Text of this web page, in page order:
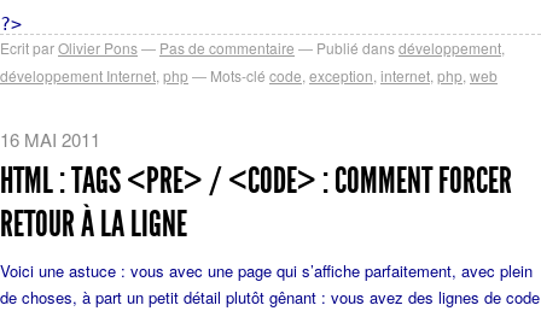
Ecrit parOlivier Pons Pas de commentaire Publié dansdéveloppement
développement Internet php Mots-clé code exception internet php web
16 MAI 2011
HTML : TAGS <PRE> / <CODE> : COMMENT FORCER
RETOUR À LA LIGNE
Voici une astuce : vous avec une page qui s’affiche parfaitement, avec plein
de choses, à part un petit détail plutôt gênant : vous avez des lignes de code